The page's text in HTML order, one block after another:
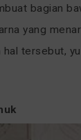
bagian
yang
tersebut,